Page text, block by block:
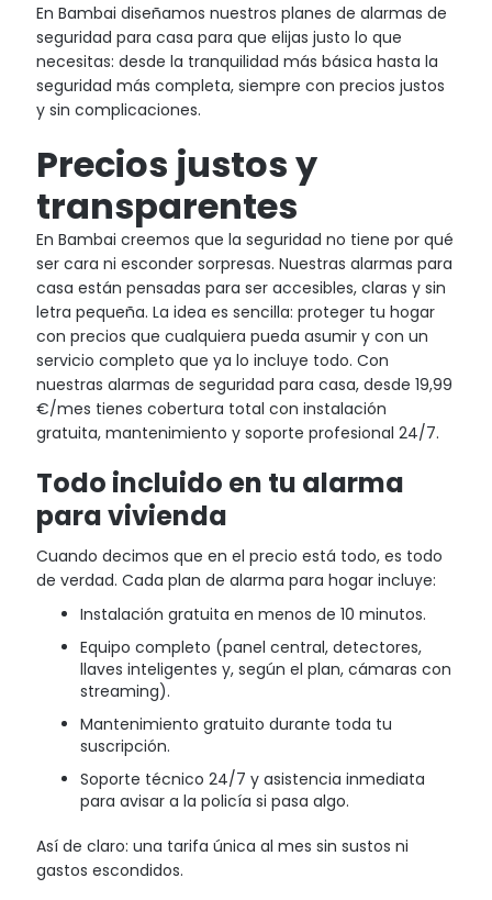
En Bambai diseñamos nuestros planes de alarmas de
seguridad para casa para que elijas justo lo que
necesitas: desde la tranquilidad más básica hasta la
seguridad más completa, siempre con precios justos
y sin complicaciones.
Precios justos y
transparentes
En Bambai creemos que la seguridad no tiene por qué
ser cara ni esconder sorpresas. Nuestras alarmas para
casa están pensadas para ser accesibles, claras y sin
letra pequeña. La idea es sencilla: proteger tu hogar
con precios que cualquiera pueda asumir y con un
servicio completo que ya lo incluye todo. Con
nuestras alarmas de seguridad para casa, desde 19,99
€/mes tienes cobertura total con instalación
gratuita, mantenimiento y soporte profesional 24/7.
Todo incluido en tu alarma
para vivienda
Cuando decimos que en el precio está todo, es todo
de verdad. Cada plan de alarma para hogar incluye:
Instalación gratuita en menos de 10 minutos.
Equipo completo (panel central, detectores,
llaves inteligentes y, según el plan, cámaras con
streaming).
Mantenimiento gratuito durante toda tu
suscripción.
Soporte técnico 24/7 y asistencia inmediata
para avisar a la policía si pasa algo.
Así de claro: una tarifa única al mes sin sustos ni
gastos escondidos.